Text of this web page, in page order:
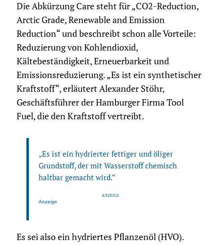
Die Abkürzung Care steht für „CO2-Reduction,
Arctic Grade, Renewable and Emission
Reduction“ und beschreibt schon alle Vorteile:
Reduzierung von Kohlendioxid,
Kältebeständigkeit, Erneuerbarkeit und
Emissionsreduzierung. „Es ist ein synthetischer
Kraftstoff“, erläutert Alexander Stöhr,
Geschäftsführer der Hamburger Firma Tool
Fuel, die den Kraftstoff vertreibt.
„Es ist ein hydrierter fettiger und öliger
Grundstoff, der mit Wasserstoff chemisch
haltbar gemacht wird.“
Anzeige
Es sei also ein hydriertes Pflanzenöl (HVO).